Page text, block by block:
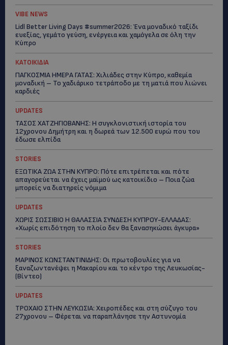
VIBE NEWS
Lidl Better Living Days #summer2026: Ένα μοναδικό ταξίδι
ευεξίας, γεμάτο γεύση, ενέργεια και χαμόγελα σε όλη την
Κύπρο
ΚΑΤΟΙΚΙΔΙΑ
ΠΑΓΚΟΣΜΙΑ ΗΜΕΡΑ ΓΑΤΑΣ: Χιλιάδες στην Κύπρο, καθεμία
μοναδική – Το χαδιάρικο τετράποδο με τη ματιά που λιώνει
καρδιές
UPDATES
ΤΑΣΟΣ ΧΑΤΖΗΓΙΟΒΑΝΗΣ: Η συγκλονιστική ιστορία του
12χρονου Δημήτρη και η δωρεά των 12.500 ευρώ που του
έδωσε ελπίδα
STORIES
ΕΞΩΤΙΚΑ ΖΩΑ ΣΤΗΝ ΚΥΠΡΟ: Πότε επιτρέπεται και πότε
απαγορεύεται να έχεις μαϊμού ως κατοικίδιο – Ποια ζώα
μπορείς να διατηρείς νόμιμα
UPDATES
ΧΩΡΙΣ ΣΩΣΣΙΒΙΟ Η ΘΑΛΑΣΣΙΑ ΣΥΝΔΕΣΗ ΚΥΠΡΟΥ-ΕΛΛΑΔΑΣ:
«Χωρίς επιδότηση το πλοίο δεν θα ξανασηκώσει άγκυρα»
STORIES
ΜΑΡΙΝΟΣ ΚΩΝΣΤΑΝΤΙΝΙΔΗΣ: Οι πρωτοβουλίες για να
ξαναζωντανέψει η Μακαρίου και το κέντρο της Λευκωσίας-
(Βίντεο)
UPDATES
ΤΡΟΧΑΙΟ ΣΤΗΝ ΛΕΥΚΩΣΙΑ: Χειροπέδες και στη σύζυγο του
27χρονου – Φέρεται να παραπλάνησε την Αστυνομία